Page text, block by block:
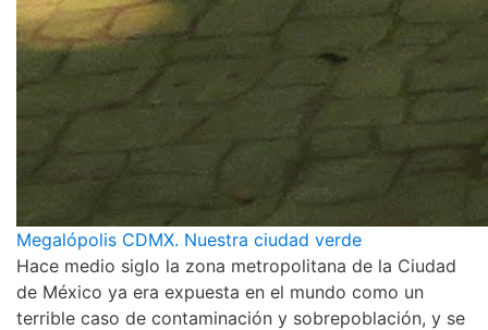
Megalópolis CDMX. Nuestra ciudad verde
Hace medio siglo la zona metropolitana de la Ciudad
de México ya era expuesta en el mundo como un
terrible caso de contaminación y sobrepoblación, y se